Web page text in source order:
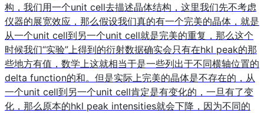
构，我们用一个unit cell去描述晶体结构，这里我们先不考虑
仪器的展宽效应，那么假设我们真的有一个完美的晶体，就是
从一个unit cell到另一个unit cell就是完美的重复，那么这个
时候我们“实验”上得到的衍射数据确实会只有在hkl peak的那
些地方有值，数学上这就相当于是一些列出于不同横轴位置的
delta function的和。但是实际上完美的晶体是不存在的，从
一个unit cell到另一个unit cell肯定是有变化的，一旦有了变
化，那么原本的hkl peak intensities就会下降，因为不同的